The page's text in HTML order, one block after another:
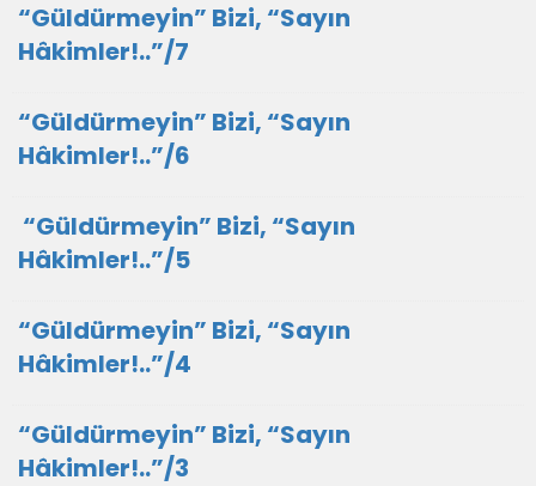
“Güldürmeyin” Bizi, “Sayın
Hâkimler!..”/7
“Güldürmeyin” Bizi, “Sayın
Hâkimler!..”/6
​ “Güldürmeyin” Bizi, “Sayın
Hâkimler!..”/5
“Güldürmeyin” Bizi, “Sayın
Hâkimler!..”/4
“Güldürmeyin” Bizi, “Sayın
Hâkimler!..”/3